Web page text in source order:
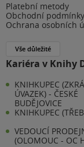
Platební metody
Obchodní podmínky
Ochrana osobních
Vše důležité
Kariéra v Knihy
KNIHKUPEC
ÚVAZEK) - ČESKÉ
BUDĚJOVICE
KNIHKUPEC
VEDOUCÍ
(OLOMOUC - OC